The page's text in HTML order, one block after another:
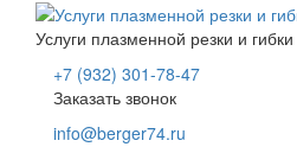
Услуги плазменной резки и
+7 (932) 301-78-47
Заказать звонок
info@berger74.ru